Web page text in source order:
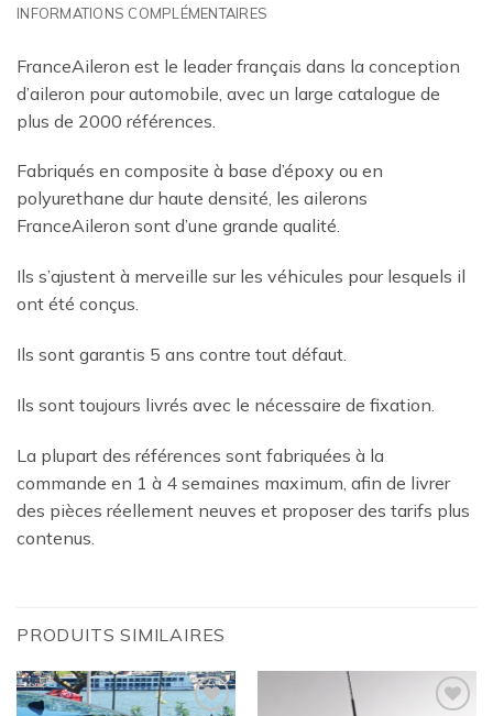
INFORMATIONS COMPLÉMENTAIRES
FranceAileron est le leader français dans la conception
d’aileron pour automobile, avec un large catalogue de
plus de 2000 références.
Fabriqués en composite à base d’époxy ou en
polyurethane dur haute densité, les ailerons
FranceAileron sont d’une grande qualité.
Ils s’ajustent à merveille sur les véhicules pour lesquels il
ont été conçus.
Ils sont garantis 5 ans contre tout défaut.
Ils sont toujours livrés avec le nécessaire de fixation.
La plupart des références sont fabriquées à la
commande en 1 à 4 semaines maximum, afin de livrer
des pièces réellement neuves et proposer des tarifs plus
contenus.
PRODUITS SIMILAIRES